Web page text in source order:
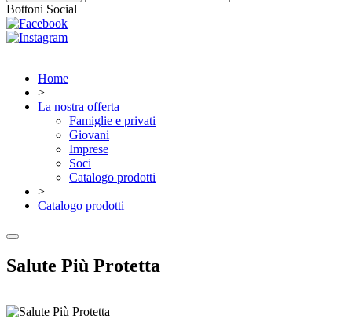
Bottoni Social
Home
>
La nostra offerta
Famiglie e privati
Giovani
Imprese
Soci
Catalogo prodotti
>
Catalogo prodotti
Salute Più Protetta